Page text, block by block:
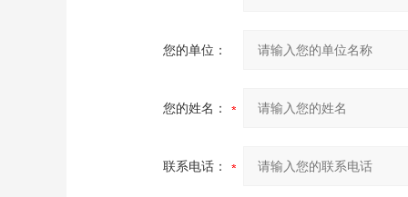
您的单位：
您的姓名：
联系电话：